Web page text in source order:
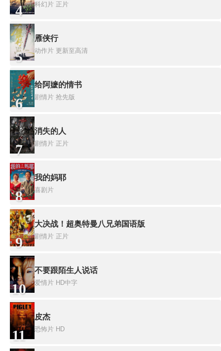
4 科幻片 正片
5
雁侠行
动作片 更新至高清
6
给阿嬷的情书
剧情片 抢先版
7
消失的人
剧情片 正片
8
我的妈耶
喜剧片
9
大决战！超奥特曼八兄弟国语版
剧情片 正片
10
不要跟陌生人说话
爱情片 HD中字
11
皮杰
恐怖片 HD